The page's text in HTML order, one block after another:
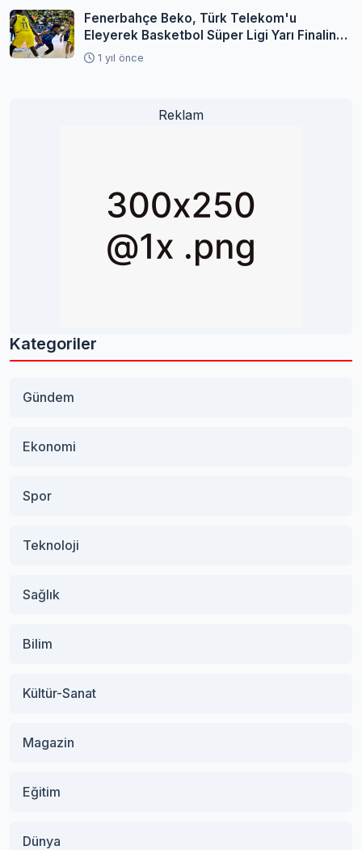
Fenerbahçe Beko, Türk Telekom'u
Eleyerek Basketbol Süper Ligi Yarı Finaline
Yükseldi
1 yıl önce
Reklam
Kategoriler
Gündem
Ekonomi
Spor
Teknoloji
Sağlık
Bilim
Kültür-Sanat
Magazin
Eğitim
Dünya